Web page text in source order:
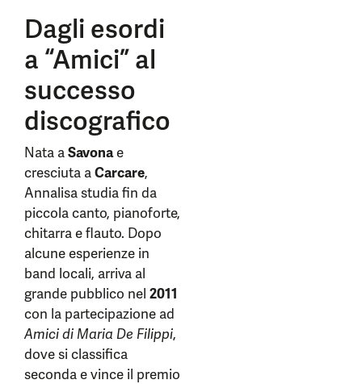
Dagli esordi
a “Amici” al
successo
discografico
Nata aSavonae
cresciuta aCarcare,
Annalisa studia fin da
piccola canto, pianoforte,
chitarra e flauto. Dopo
alcune esperienze in
band locali, arriva al
grande pubblico nel 2011
con la partecipazione ad
Amici di Maria De Filippi,
dove si classifica
seconda e vince il premio